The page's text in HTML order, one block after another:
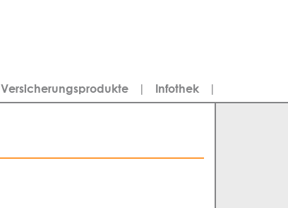
Versicherungsprodukte | Infothek |